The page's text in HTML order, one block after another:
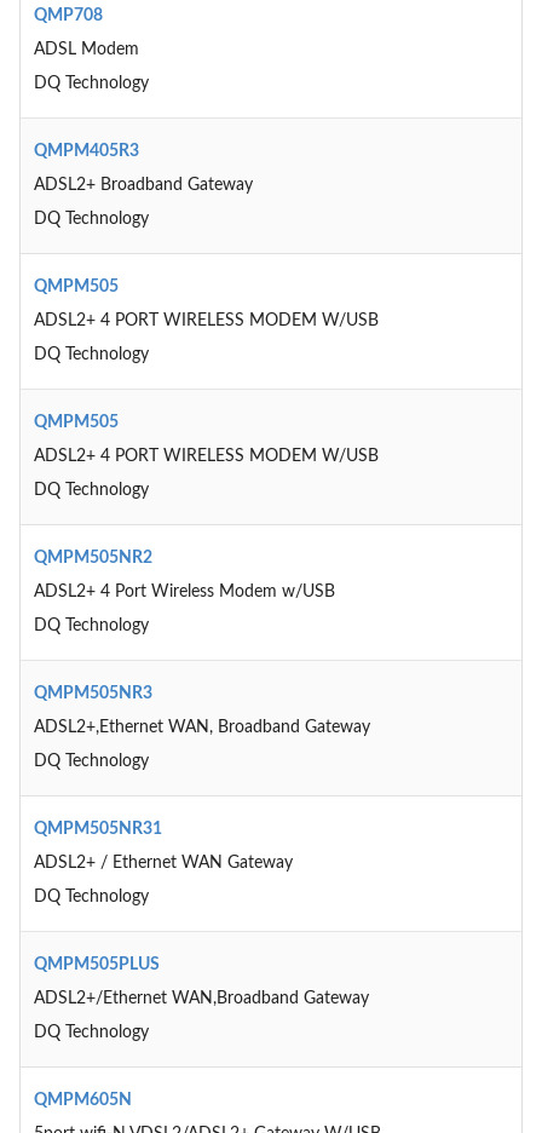
QMP708
ADSL Modem
DQ Technology
QMPM405R3
ADSL2+ Broadband Gateway
DQ Technology
QMPM505
ADSL2+ 4 PORT WIRELESS MODEM W/USB
DQ Technology
QMPM505
ADSL2+ 4 PORT WIRELESS MODEM W/USB
DQ Technology
QMPM505NR2
ADSL2+ 4 Port Wireless Modem w/USB
DQ Technology
QMPM505NR3
ADSL2+,Ethernet WAN, Broadband Gateway
DQ Technology
QMPM505NR31
ADSL2+ / Ethernet WAN Gateway
DQ Technology
QMPM505PLUS
ADSL2+/Ethernet WAN,Broadband Gateway
DQ Technology
QMPM605N